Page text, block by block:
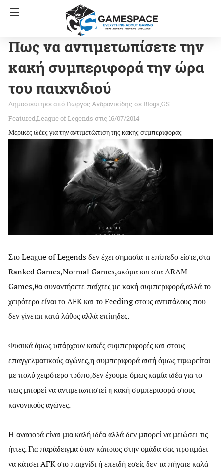
Πως να αντιμετωπίσετε την
κακή συμπεριφορά την ώρα
του παιχνιδιού
Γιώργος Ανδρονικίδης σε Blogs GS
FeaturedLeague of Legends στις 16/07/2014
Μερικές ιδέες για την αντιμετώπιση της κακής συμπεριφοράς
Στο League of Legends δεν έχει σημασία τι επίπεδο είστε,στα
Ranked Games,Normal Games,ακόμα και στα ARAM
Games,θα συναντήσετε παίχτες με κακή συμπεριφορά,αλλά το
χειρότερο είναι το AFK και το Feeding στους αντιπάλους που
δεν γίνεται κατά λάθος αλλά επίτηδες.
Φυσικά όμως υπάρχουν κακές συμπεριφορές και στους
επαγγελματικούς αγώνες,η συμπεριφορά αυτή όμως τιμωρείται
με πολύ χειρότερο τρόπο,δεν έχουμε όμως καμία ιδέα για το
πως μπορεί να αντιμετωπιστεί η κακή συμπεριφορά στους
κανονικούς αγώνες.
Η αναφορά είναι μια καλή ιδέα αλλά δεν μπορεί να μειώσει τις
ήττες. Για παράδειγμα όταν κάποιος στην ομάδα σας προτιμάει
να κάτσει AFK στο παιχνίδι ή επειδή εσείς δεν τα πήγατε καλά